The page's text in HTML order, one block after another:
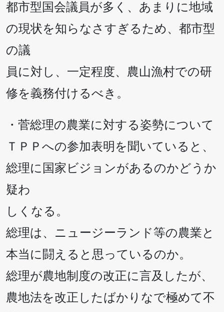
都市型国会議員が多く、あまりに地域
の現状を知らなさすぎるため、都市型
の議
員に対し、一定程度、農山漁村での研
修を義務付けるべき。
・菅総理の農業に対する姿勢について
ＴＰＰへの参加表明を聞いていると、
総理に国家ビジョンがあるのかどうか
疑わ
しくなる。
総理は、ニュージーランド等の農業と
本当に闘えると思っているのか。
総理が農地制度の改正に言及したが、
農地法を改正したばかりなで極めて不